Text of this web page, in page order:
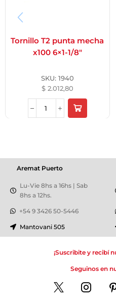
Tornillo T2 punta mecha
x100 6×1-1/8″
SKU: 1940
$2.012,80
Aremat Puerto
Lu-Vie 8hs a 16hs | Sab
8hs a 12hs.
+54 9 3426 50-5446
Mantovani 505
¡Suscribite y recibí
Seguinos en